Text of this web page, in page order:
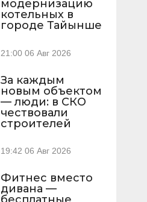
модернизацию
котельных в
городе Тайынше
21:00 06 Авг 2026
За каждым
новым объектом
— люди: в СКО
чествовали
строителей
19:42 06 Авг 2026
Фитнес вместо
дивана —